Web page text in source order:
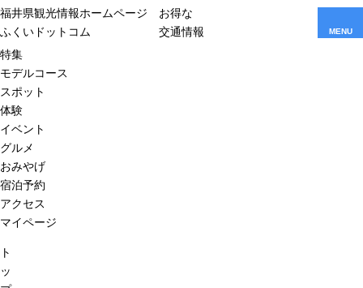
福井県観光情報ホームページ
ふくいドットコム
お得な
交通情報
MENU
特集
モデルコース
スポット
体験
イベント
グルメ
おみやげ
宿泊予約
アクセス
マイページ
ト
ッ